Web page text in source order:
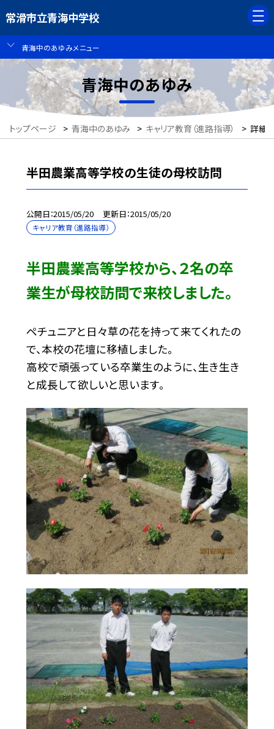
常滑市立青海中学校
青海中のあゆみメニュー
青海中のあゆみ
トップページ > 青海中のあゆみ > キャリア教育（進路指導） > 詳細
半田農業高等学校の生徒の母校訪問
公開日 2015/05/20 更新日 2015/05/20
キャリア教育（進路指導）
半田農業高等学校から、２名の卒
業生が母校訪問で来校しました。
ペチュニアと日々草の花を持って来てくれたの
で、本校の花壇に移植しました。
高校で頑張っている卒業生のように、生き生き
と成長して欲しいと思います。